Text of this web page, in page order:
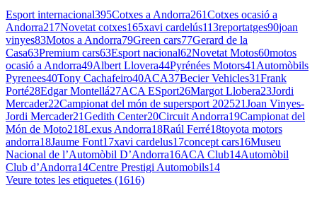
Esport internacional395Cotxes a Andorra261Cotxes ocasió a
Andorra217Novetat cotxes165xavi cardelús113reportatges90joan
vinyes83Motos a Andorra79Green cars77Gerard de la
Casa63Premium cars63Esport nacional62Novetat Motos60motos
ocasió a Andorra49Albert Llovera44Pyrénées Motors41 Automòbils
Pyrenees40Tony Cachafeiro40ACA37Becier Vehicles31Frank
Porté28Edgar Montellá27ACA ESport26Margot Llobera23Jordi
Mercader22Campionat del món de supersport 202521Joan Vinyes-
Jordi Mercader21Gedith Center20Circuit Andorra19Campionat del
Món de Moto218Lexus Andorra18Raúl Ferré18toyota motors
andorra18Jaume Font17xavi cardelus17concept cars16Museu
Nacional de l’Automòbil D’Andorra16ACA Club14Automòbil
Club d’Andorra14Centre Prestigi Automobils14
Veure totes les etiquetes (1616)